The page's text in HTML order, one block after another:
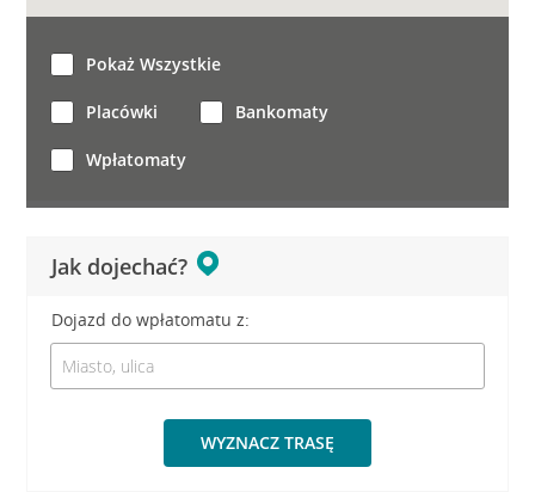
Jak dojechać?
Dojazd do wpłatomatu z:
WYZNACZ TRASĘ
Pokaż Wszystkie
Placówki Bankomaty
Wpłatomaty